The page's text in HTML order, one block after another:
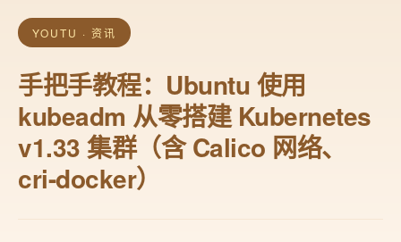
YOUTU · 资讯
手把手教程：Ubuntu 使用
kubeadm 从零搭建 Kubernetes
v1.33 集群（含 Calico 网络、
cri-docker）